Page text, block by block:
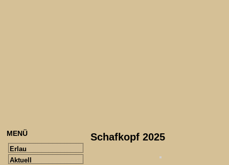
Schafkopf 2025
MENÜ
Erlau
Aktuell